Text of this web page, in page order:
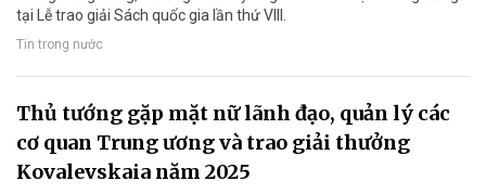
tại Lễ trao giải Sách quốc gia lần thứ VIII.
Tin trong nước
Thủ tướng gặp mặt nữ lãnh đạo, quản lý các
cơ quan Trung ương và trao giải thưởng
Kovalevskaia năm 2025